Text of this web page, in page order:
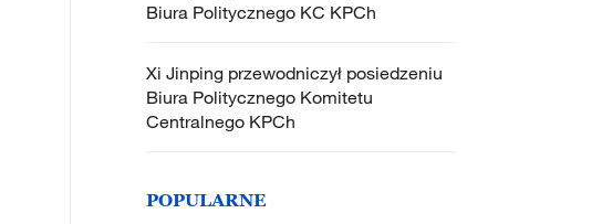
Biura Politycznego KC KPCh
Xi Jinping przewodniczył posiedzeniu
Biura Politycznego Komitetu
Centralnego KPCh
POPULARNE